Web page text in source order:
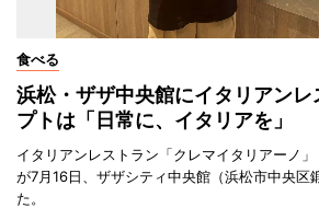
食べる
浜松・ザザ中央館にイタリアン
プトは「日常に、イタリアを」
イタリアンレストラン「クレマイタリアーノ
が7月16日、ザザシティ中央館（浜松市中央区
た。